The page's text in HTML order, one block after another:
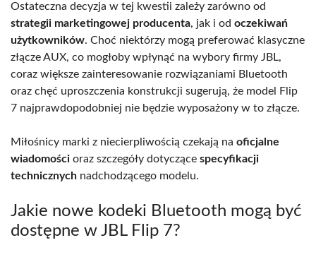
Ostateczna decyzja w tej kwestii zależy zarówno od
strategii marketingowej producenta, jak i od oczekiwań
użytkowników. Choć niektórzy mogą preferować klasyczne
złącze AUX, co mogłoby wpłynąć na wybory firmy JBL,
coraz większe zainteresowanie rozwiązaniami Bluetooth
oraz chęć uproszczenia konstrukcji sugerują, że model Flip
7 najprawdopodobniej nie będzie wyposażony w to złącze.
Miłośnicy marki z niecierpliwością czekają na oficjalne
wiadomości oraz szczegóły dotyczące specyfikacji
technicznych nadchodzącego modelu.
Jakie nowe kodeki Bluetooth mogą być
dostępne w JBL Flip 7?